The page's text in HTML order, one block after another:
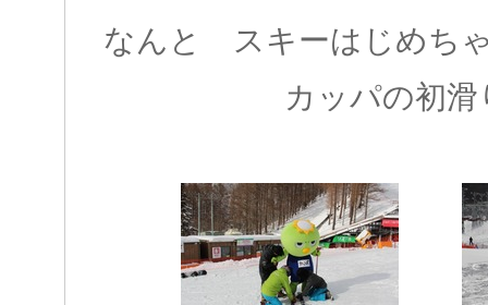
なんと スキーはじめち
カッパの初